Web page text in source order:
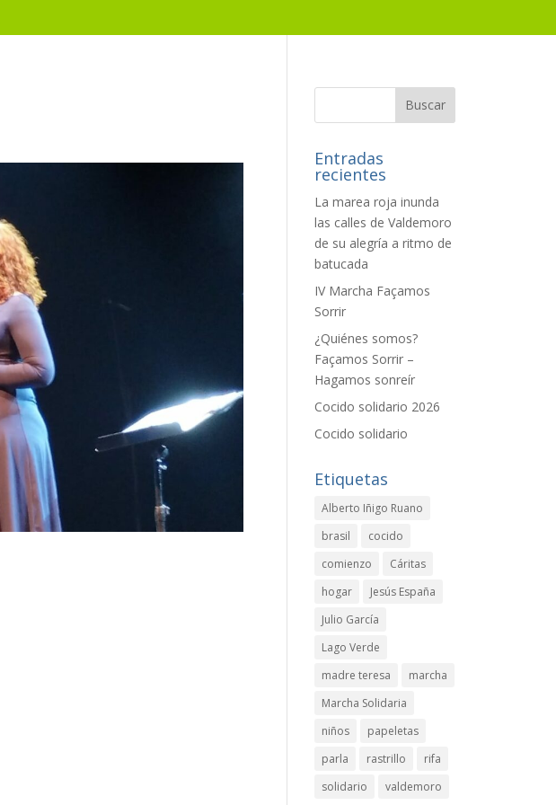
Entradas
recientes
La marea roja inunda
las calles de Valdemoro
de su alegría a ritmo de
batucada
IV Marcha Façamos
Sorrir
¿Quiénes somos?
Façamos Sorrir –
Hagamos sonreír
Cocido solidario 2026
Cocido solidario
Etiquetas
Alberto Iñigo Ruano
brasil
cocido
comienzo
Cáritas
hogar
Jesús España
Julio García
Lago Verde
madre teresa
marcha
Marcha Solidaria
niños
papeletas
parla
rastrillo
rifa
solidario
valdemoro